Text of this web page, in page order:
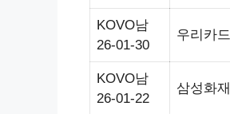
KOVO남
26-01-30
우리카드
KOVO남
26-01-22
삼성화재